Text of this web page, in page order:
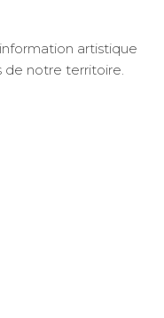
artistique
de notre territoire.